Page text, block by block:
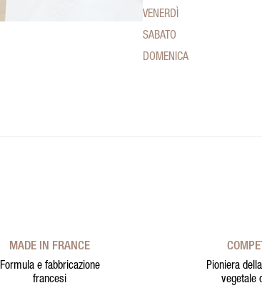
VENERDÌ
SABATO
DOMENICA
MADE IN FRANCE
Formula e fabbricazione
francesi
Pioniera
vegetale